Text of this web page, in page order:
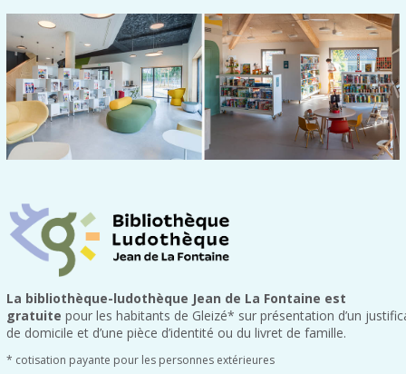
La bibliothèque-ludothèque Jean de La Fontaine est
gratuite pour les habitants de Gleizé* sur présentation d’un
de domicile et d’une pièce d’identité ou du livret de famille.
* cotisation payante pour les personnes extérieures